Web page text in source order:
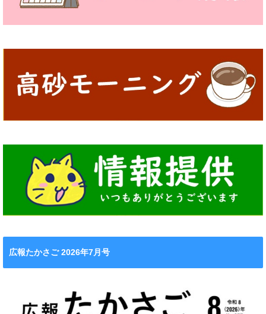
広報たかさご 2026年7月号